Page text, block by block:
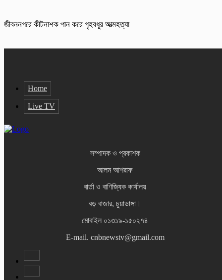
জীবননগরে কীটনাশক পান করে গৃহবধূর আত্মহত্যা
Home
Live TV
সম্পাদক ও প্রকাশক
আলম আশরাফ
বার্তা ও বাণিজ্যিক কার্যালয়
বড় বাজার, চুয়াডাঙ্গা।
মোবাইল ০১৩১৯-১৫০২৭৪
E-mail. cnbnewstv@gmail.com